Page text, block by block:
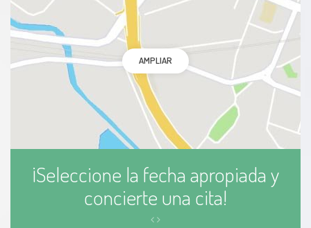
AMPLIAR
¡Seleccione la fecha apropiada y
concierte una cita!